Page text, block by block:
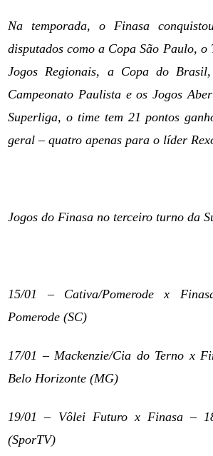
Na temporada, o Finasa
disputados como a Copa São Paulo, o
Jogos Regionais, a Copa do
Campeonato Paulista e os Jogos
Superliga, o time tem 21 pontos
geral – quatro apenas para o líder
Jogos do Finasa no terceiro turno da
15/01 – Cativa/Pomerode x
Pomerode (SC)
17/01 – Mackenzie/Cia do Terno x
Belo Horizonte (MG)
19/01 – Vôlei Futuro x Finasa –
(SporTV)